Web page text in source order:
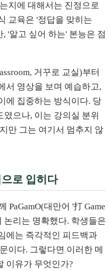
지에 대해서는 진정으로
교육은 '정답을 맞히는
'알고 싶어 하는' 본능은 점
거꾸로 교실)부터
서 영상을 보며 예습하고,
에 집중하는 방식이다. 당
으나, 이는 강의실 분위
만 그는 여기서 멈추지 않
로 입히다
PaGamO(대만어 '打 Game
논리는 명확했다. 학생들은
에는 즉각적인 피드백과
이다. 그렇다면 이러한 메
이유가 무엇인가?